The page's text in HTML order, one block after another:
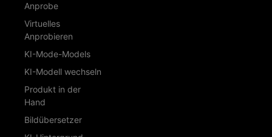
Anprobe
Virtuelles
Anprobieren
KI-Mode-Models
KI-Modell wechseln
Produkt in der
Hand
Bildübersetzer